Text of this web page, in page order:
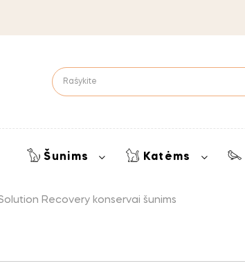
Šunims Katėms
Recovery konservai šunims